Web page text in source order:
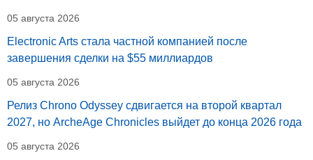
05 августа 2026
Electronic Arts стала частной компанией после
завершения сделки на $55 миллиардов
05 августа 2026
Релиз Chrono Odyssey сдвигается на второй квартал
2027, но ArcheAge Chronicles выйдет до конца 2026 года
05 августа 2026